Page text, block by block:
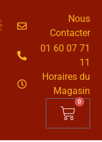
Nous
Contacter
01 60 07 71
11
Horaires du
Magasin
0